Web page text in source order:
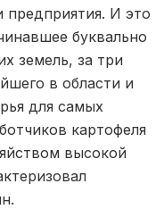
предприятия. И это
буквально
земель, за три
в области и
для самых
картофеля
высокой